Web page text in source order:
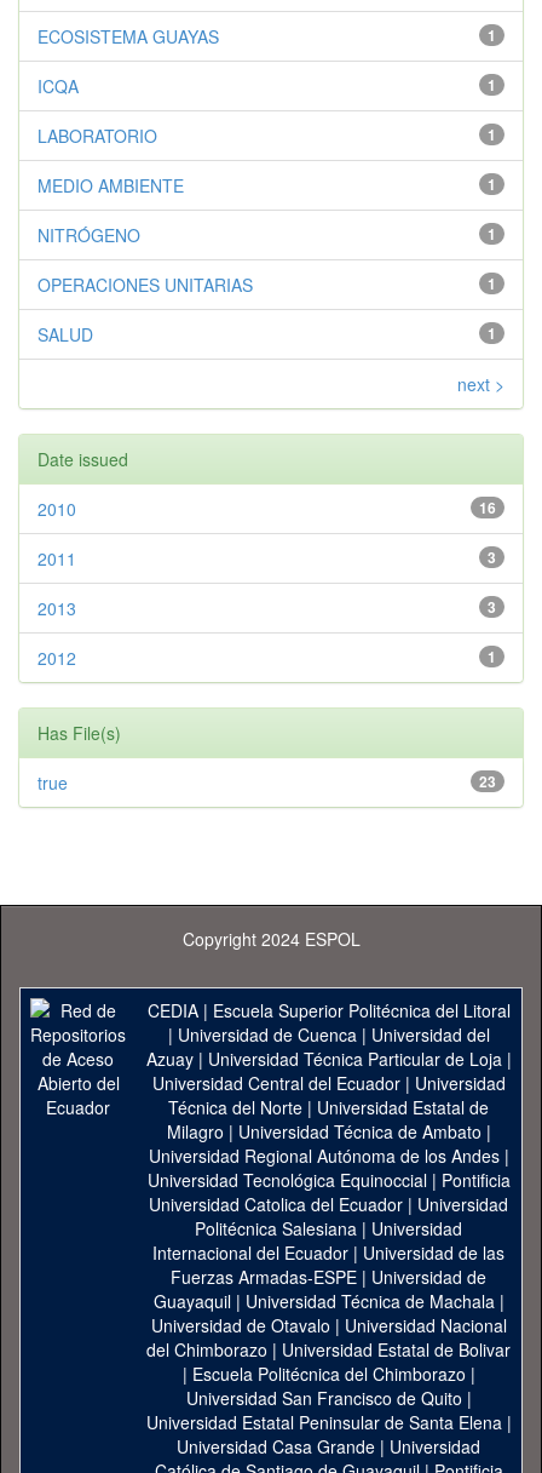
1
ECOSISTEMA GUAYAS
1
ICQA
1
LABORATORIO
1
MEDIO AMBIENTE
1
NITRÓGENO
1
OPERACIONES UNITARIAS
1
SALUD
next >
Date issued
16
2010
3
2011
3
2013
1
2012
Has File(s)
23
true
Copyright 2024 ESPOL
CEDIA| Escuela Superior Politécnica del Litoral
| Universidad de Cuenca| Universidad del
Azuay| Universidad Técnica Particular de Loja|
Universidad Central del Ecuador| Universidad
Técnica del Norte | Universidad Estatal de
Milagro | Universidad Técnica de Ambato |
Universidad Regional Autónoma de los Andes|
Universidad Tecnológica Equinoccial| Pontificia
Universidad Catolica del Ecuador | Universidad
Politécnica Salesiana | Universidad
Internacional del Ecuador | Universidad de las
Fuerzas Armadas-ESPE | Universidad de
Guayaquil| Universidad Técnica de Machala|
Universidad de Otavalo | Universidad Nacional
del Chimborazo | Universidad Estatal de Bolivar
| Escuela Politécnica del Chimborazo |
Universidad San Francisco de Quito |
Universidad Estatal Peninsular de Santa Elena|
Universidad Casa Grande | Universidad